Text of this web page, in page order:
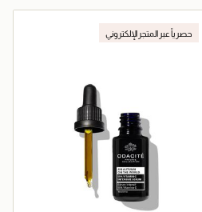
جاري تحميل التفاصيل
حصرياً عبر المتجر الإلكتروني